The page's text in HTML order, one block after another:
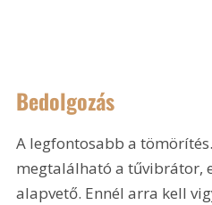
Bedolgozás
A legfontosabb a
megtalálható a tűvibrátor,
alapvető. Ennél arra kell